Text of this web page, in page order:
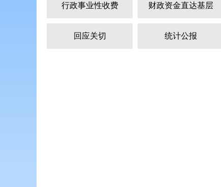
行政事业性收费 财政资金直达基层
回应关切 统计公报